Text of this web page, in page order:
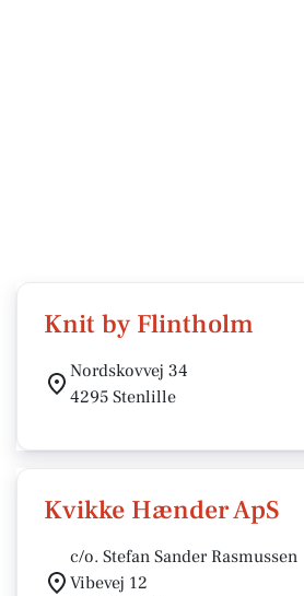
Knit by Flintholm
Nordskovvej 34
4295 Stenlille
Kvikke Hænder ApS
c/o. Stefan Sander Rasmussen
Vibevej 12